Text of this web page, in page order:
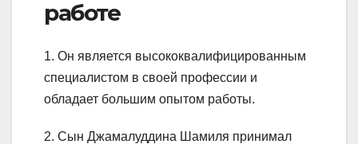
работе
1. Он является высококвалифицированным
специалистом в своей профессии и
обладает большим опытом работы.
2. Сын Джамалуддина Шамиля принимал